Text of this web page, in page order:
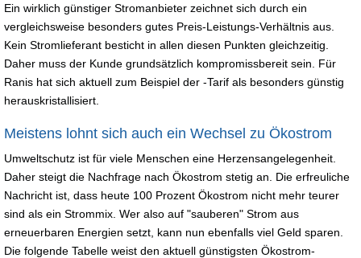
Ein wirklich günstiger Stromanbieter zeichnet sich durch ein
vergleichsweise besonders gutes Preis-Leistungs-Verhältnis aus.
Kein Stromlieferant besticht in allen diesen Punkten gleichzeitig.
Daher muss der Kunde grundsätzlich kompromissbereit sein. Für
Ranis hat sich aktuell zum Beispiel der -Tarif als besonders günstig
herauskristallisiert.
Meistens lohnt sich auch ein Wechsel zu Ökostrom
Umweltschutz ist für viele Menschen eine Herzensangelegenheit.
Daher steigt die Nachfrage nach Ökostrom stetig an. Die erfreuliche
Nachricht ist, dass heute 100 Prozent Ökostrom nicht mehr teurer
sind als ein Strommix. Wer also auf "sauberen" Strom aus
erneuerbaren Energien setzt, kann nun ebenfalls viel Geld sparen.
Die folgende Tabelle weist den aktuell günstigsten Ökostrom-